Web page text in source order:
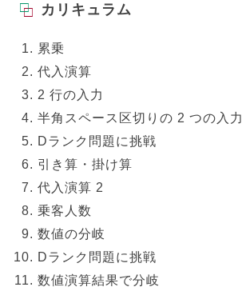
カリキュラム
累乗
代入演算
2 行の入力
半角スペース区切りの 2 つの入力
Dランク問題に挑戦
引き算・掛け算
代入演算 2
乗客人数
数値の分岐
Dランク問題に挑戦
数値演算結果で分岐